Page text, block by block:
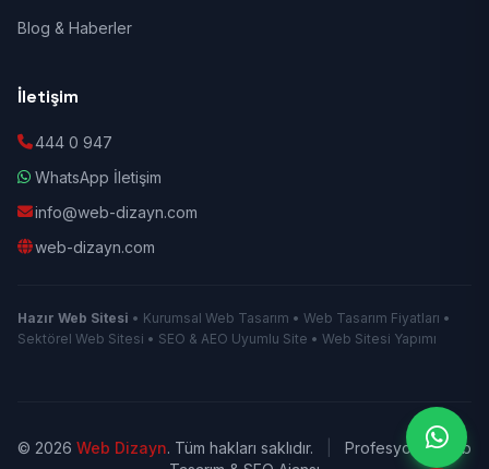
Blog & Haberler
İletişim
444 0 947
WhatsApp İletişim
info@web-dizayn.com
web-dizayn.com
Hazır Web Sitesi • Kurumsal Web Tasarım • Web Tasarım Fiyatları •
Sektörel Web Sitesi • SEO & AEO Uyumlu Site • Web Sitesi Yapımı
© 2026 Web Dizayn. Tüm hakları saklıdır.
Profesyonel Web